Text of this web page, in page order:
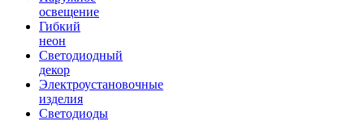
освещение
Гибкий
неон
Светодиодный
декор
Электроустановочные
изделия
Светодиоды